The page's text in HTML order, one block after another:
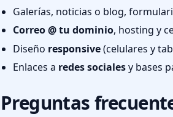
Galerías, noticias o blog,
Correo @ tu dominio, hosting y
Diseño responsive(celulares y
Enlaces a redes socialesy bases
Preguntas